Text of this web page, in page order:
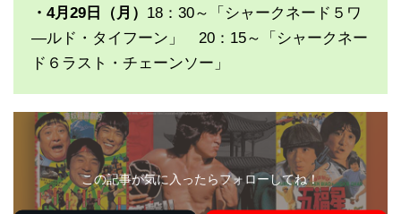
・4月29日（月） 18：30～「シャークネード５ワ
―ルド・タイフーン」 20：15～「シャークネー
ド６ラスト・チェーンソー」
この記事が気に入ったらフォローしてね！